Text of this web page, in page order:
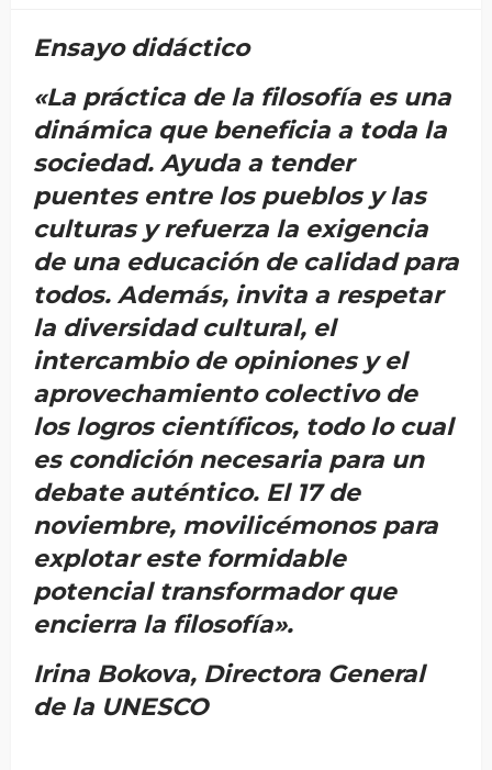
Ensayo didáctico
«La práctica de la filosofía es una
dinámica que beneficia a toda la
sociedad. Ayuda a tender
puentes entre los pueblos y las
culturas y refuerza la exigencia
de una educación de calidad para
todos. Además, invita a respetar
la diversidad cultural, el
intercambio de opiniones y el
aprovechamiento colectivo de
los logros científicos, todo lo cual
es condición necesaria para un
debate auténtico. El 17 de
noviembre, movilicémonos para
explotar este formidable
potencial transformador que
encierra la filosofía».
Irina Bokova, Directora General
de la UNESCO